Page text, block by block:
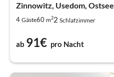
Zinnowitz, Usedom, Ostsee
4 Gäste60 m22 Schlafzimmer
ab 91€ pro Nacht